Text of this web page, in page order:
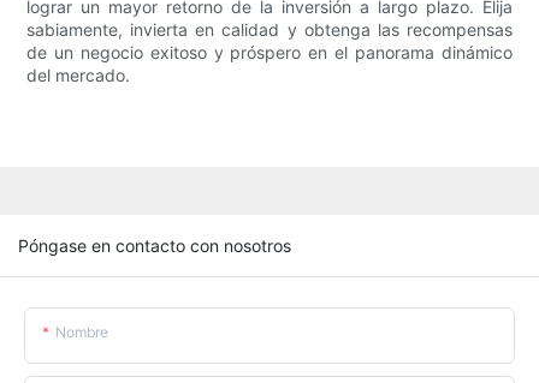
lograr un mayor retorno de la inversión a largo plazo. Elija
sabiamente, invierta en calidad y obtenga las recompensas
de un negocio exitoso y próspero en el panorama dinámico
del mercado.
Póngase en contacto con nosotros
Nombre